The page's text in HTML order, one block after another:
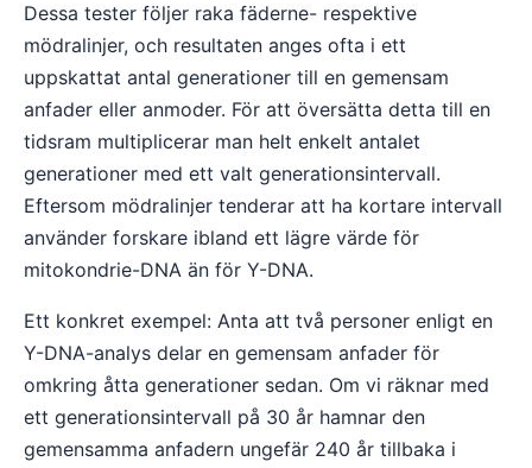
Dessa tester följer raka fäderne- respektive
mödralinjer, och resultaten anges ofta i ett
uppskattat antal generationer till en gemensam
anfader eller anmoder. För att översätta detta till en
tidsram multiplicerar man helt enkelt antalet
generationer med ett valt generationsintervall.
Eftersom mödralinjer tenderar att ha kortare intervall
använder forskare ibland ett lägre värde för
mitokondrie-DNA än för Y-DNA.
Ett konkret exempel: Anta att två personer enligt en
Y-DNA-analys delar en gemensam anfader för
omkring åtta generationer sedan. Om vi räknar med
ett generationsintervall på 30 år hamnar den
gemensamma anfadern ungefär 240 år tillbaka i